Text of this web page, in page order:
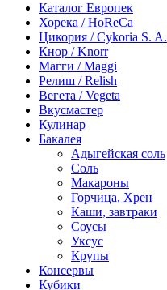
Каталог Европек
Хорека / HoReCa
Цикория / Cykoria S. A.
Кнор / Knorr
Магги / Maggi
Релиш / Relish
Вегета / Vegeta
Вкусмастер
Кулинар
Бакалея
Адыгейская соль
Соль
Макароны
Горчица, Хрен
Каши, завтраки
Соусы
Уксус
Крупы
Консервы
Кубики